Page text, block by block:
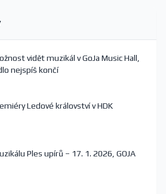
vidět muzikál v GoJa Music Hall,
nejspíš končí
Ledové království v HDK
Ples upírů – 17. 1. 2026, GOJA